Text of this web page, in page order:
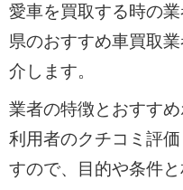
愛車を買取する時の
県のおすすめ車買取
介します。
業者の特徴とおすす
利用者のクチコミ評
すので、目的や条件